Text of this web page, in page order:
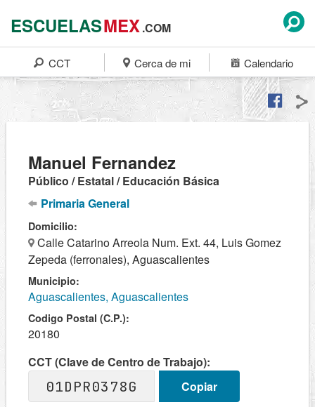
ESCUELASMEX.COM
CCT Cerca de mi Calendario
Manuel Fernandez
Público / Estatal / Educación Básica
Primaria General
Domicilio:
Calle Catarino Arreola Num. Ext. 44, Luis Gomez
Zepeda (ferronales), Aguascalientes
Municipio:
Aguascalientes, Aguascalientes
Codigo Postal (C.P.):
20180
CCT (Clave de Centro de Trabajo):
01DPR0378G
Copiar